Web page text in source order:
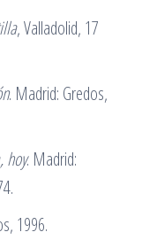
, Valladolid, 17
. Madrid: Gredos,
hoy. Madrid:
1996.